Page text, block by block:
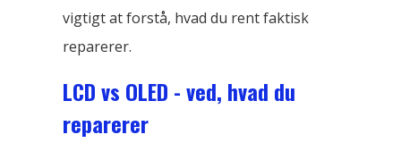
vigtigt at forstå, hvad du rent faktisk
reparerer.
LCD vs OLED - ved, hvad du
reparerer